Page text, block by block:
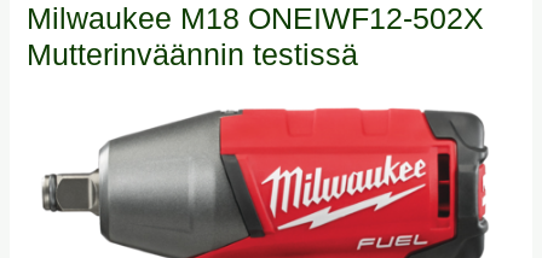
Milwaukee M18 ONEIWF12-502X
Mutterinväännin testissä